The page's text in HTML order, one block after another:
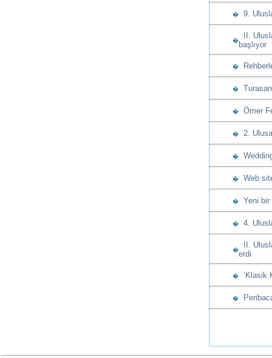
� 9.
�
II.
başlıyor
�
�
� Ömer
� 2.
�
� Web
� Yeni bir
� 4.
�
II.
erdi
� ‘Klasik
�